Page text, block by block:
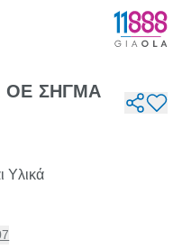
ΟΕ ΣΗΓΜΑ
Υλικά